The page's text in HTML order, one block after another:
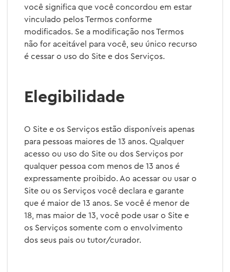
você significa que você concordou em estar
vinculado pelos Termos conforme
modificados. Se a modificação nos Termos
não for aceitável para você, seu único recurso
é cessar o uso do Site e dos Serviços.
Elegibilidade
O Site e os Serviços estão disponíveis apenas
para pessoas maiores de 13 anos. Qualquer
acesso ou uso do Site ou dos Serviços por
qualquer pessoa com menos de 13 anos é
expressamente proibido. Ao acessar ou usar o
Site ou os Serviços você declara e garante
que é maior de 13 anos. Se você é menor de
18, mas maior de 13, você pode usar o Site e
os Serviços somente com o envolvimento
dos seus pais ou tutor/curador.